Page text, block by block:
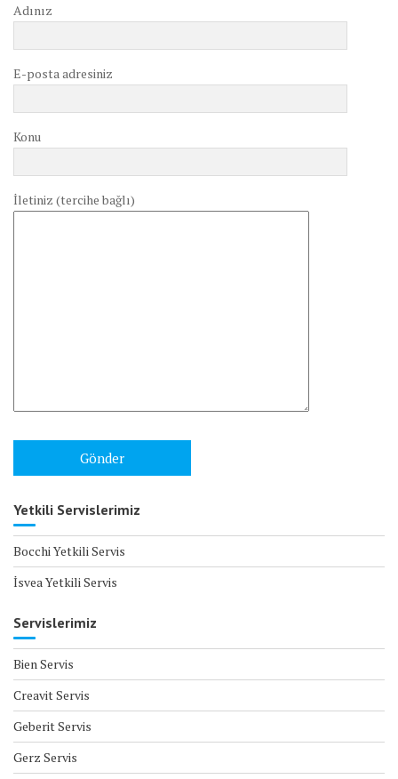
Adınız
E-posta adresiniz
Konu
İletiniz (tercihe bağlı)
Yetkili Servislerimiz
Bocchi Yetkili Servis
İsvea Yetkili Servis
Servislerimiz
Bien Servis
Creavit Servis
Geberit Servis
Gerz Servis